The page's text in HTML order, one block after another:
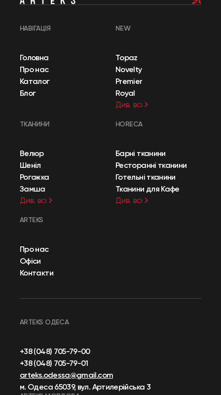
НАВІГАЦІЯ
Головна
Про нас
Каталог
Блог
NEW
Topaz
Novelty
Premier
Royal
Див. всі
ТКАНИНИ
Велюр
Шеніл
Рогожка
Замша
Див. всі
HORECA
Барні тканини
Ресторанні тканини
Готельні тканини
Тканини для Кафе
Див. всі
ARTEKS
Про нас
Офіси
Контакти
ARTEKS ОДЕСА
+38 (048) 705-79-00
+38 (048) 705-79-01
arteks.odessa@gmail.com
м. Одеса 65039, вул. Артилерійська 3